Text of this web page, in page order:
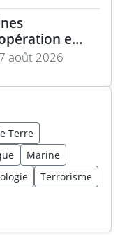
en
sur les
août 2026
Terre
Marine
Terrorisme